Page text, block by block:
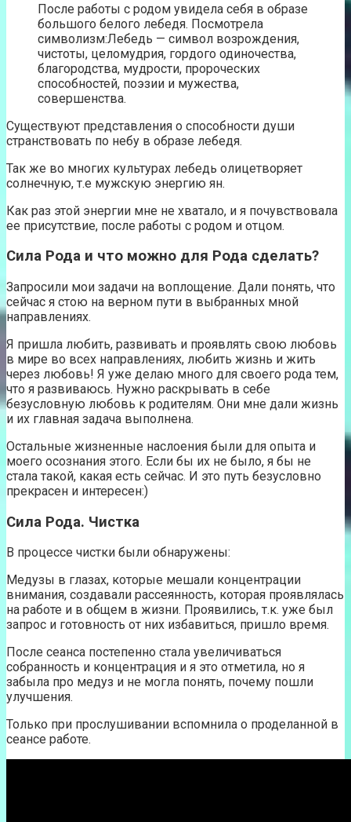
После работы с родом увидела себя в образе
большого белого лебедя. Посмотрела
символизм:Лебедь — символ возрождения,
чистоты, целомудрия, гордого одиночества,
благородства, мудрости, пророческих
способностей, поэзии и мужества,
совершенства.
Существуют представления о способности души
странствовать по небу в образе лебедя.
Так же во многих культурах лебедь олицетворяет
солнечную, т.е мужскую энергию ян.
Как раз этой энергии мне не хватало, и я почувствовала
ее присутствие, после работы с родом и отцом.
Сила Рода и что можно для Рода сделать?
Запросили мои задачи на воплощение. Дали понять, что
сейчас я стою на верном пути в выбранных мной
направлениях.
Я пришла любить, развивать и проявлять свою любовь
в мире во всех направлениях, любить жизнь и жить
через любовь! Я уже делаю много для своего рода тем,
что я развиваюсь. Нужно раскрывать в себе
безусловную любовь к родителям. Они мне дали жизнь
и их главная задача выполнена.
Остальные жизненные наслоения были для опыта и
моего осознания этого. Если бы их не было, я бы не
стала такой, какая есть сейчас. И это путь безусловно
прекрасен и интересен:)
Сила Рода. Чистка
В процессе чистки были обнаружены:
Медузы в глазах, которые мешали концентрации
внимания, создавали рассеянность, которая проявлялась
на работе и в общем в жизни. Проявились, т.к. уже был
запрос и готовность от них избавиться, пришло время.
После сеанса постепенно стала увеличиваться
собранность и концентрация и я это отметила, но я
забыла про медуз и не могла понять, почему пошли
улучшения.
Только при прослушивании вспомнила о проделанной в
сеансе работе.